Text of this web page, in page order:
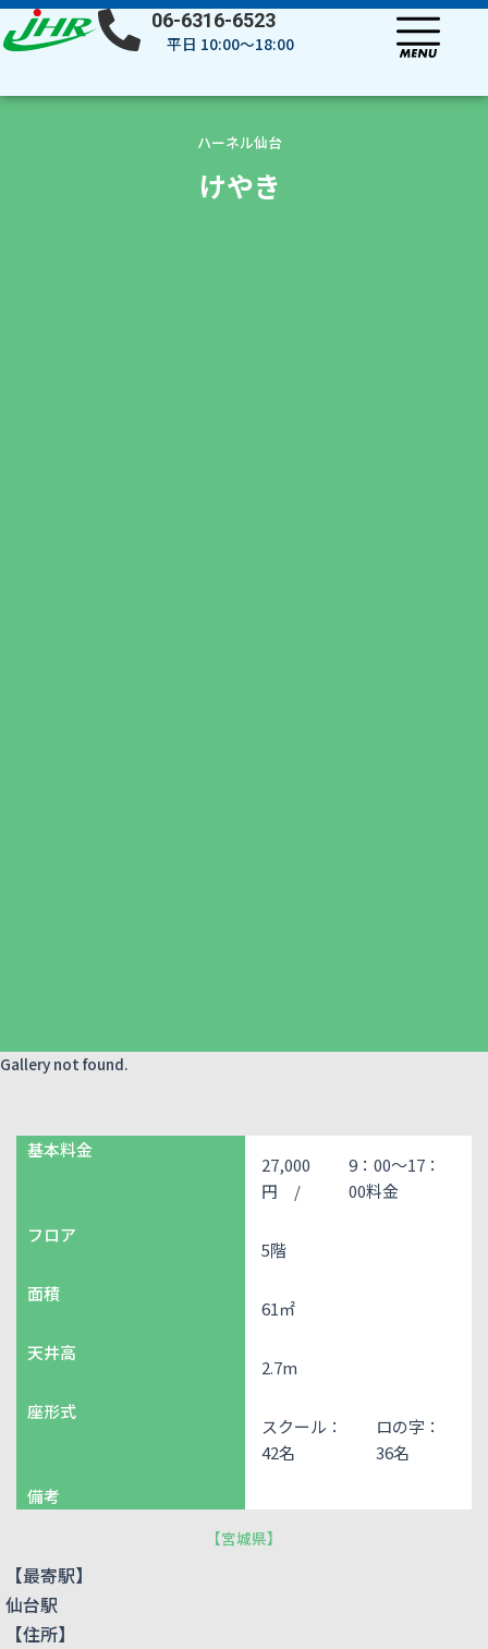
内
容
キ
06-6316-6523
平日 10:00～18:00
ハーネル仙台
けやき
Gallery not found.
基本料金
27,000
円 /
9：00～17：
00料金
フロア
5階
面積
61㎡
天井高
2.7m
座形式
スクール：
42名
ロの字：
36名
備考
【宮城県】
【最寄駅】
仙台駅
【住所】